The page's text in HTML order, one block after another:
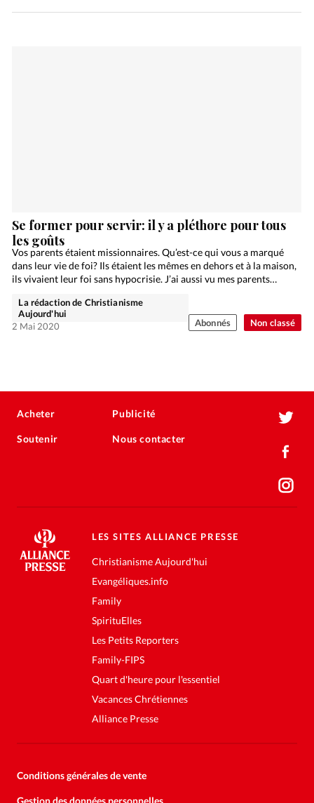
Non classé
Se former pour servir: il y a pléthore pour tous
les goûts
Vos parents étaient missionnaires. Qu’est-ce qui vous a marqué
dans leur vie de foi? Ils étaient les mêmes en dehors et à la maison,
ils vivaient leur foi sans hypocrisie. J’ai aussi vu mes parents…
La rédaction de Christianisme
Aujourd'hui
2 Mai 2020
Abonnés
Acheter
Soutenir
Publicité
Nous contacter
LES SITES ALLIANCE PRESSE
Christianisme Aujourd'hui
Evangéliques.info
Family
SpirituElles
Les Petits Reporters
Family-FIPS
Quart d'heure pour l'essentiel
Vacances Chrétiennes
Alliance Presse
Conditions générales de vente
Gestion des données personnelles